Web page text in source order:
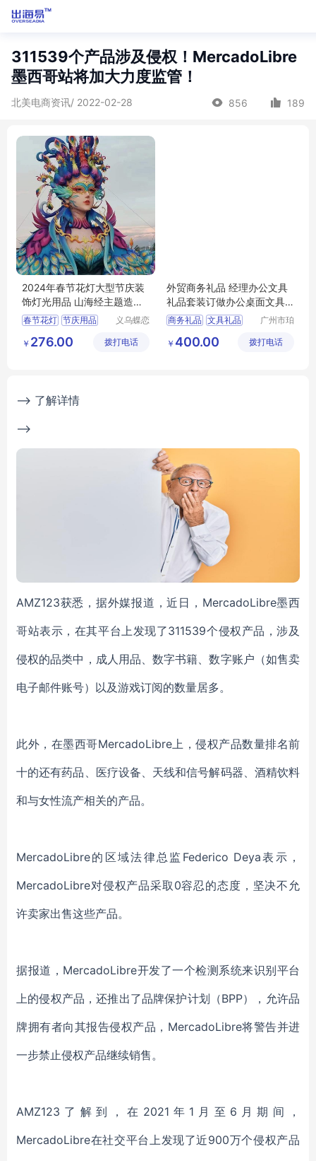
311539个产品涉及侵权！MercadoLibre
墨西哥站将加大力度监管！
北美电商资讯/ 2022-02-28 856 189
2024年春节花灯大型节庆装
饰灯光用品 山海经主题造型
彩灯制作厂家
春节花灯 节庆用品
彩灯厂家
义乌蝶恋
术有限公
￥ 276.00 拨打电话
外贸商务礼品 经理办公文具
礼品套装订做办公桌面文具
套装定制生产
商务礼品 文具礼品
广州市珀
限公司
￥ 400.00 拨打电话
--> 了解详情
-->
AMZ123获悉，据外媒报道，近日，MercadoLibre墨西
哥站表示，在其平台上发现了311539个侵权产品，涉及
侵权的品类中，成人用品、数字书籍、数字账户（如售卖
电子邮件账号）以及游戏订阅的数量居多。
此外，在墨西哥MercadoLibre上，侵权产品数量排名前
十的还有药品、医疗设备、天线和信号解码器、酒精饮料
和与女性流产相关的产品。
MercadoLibre的区域法律总监Federico Deya表示，
MercadoLibre对侵权产品采取0容忍的态度，坚决不允
许卖家出售这些产品。
据报道，MercadoLibre开发了一个检测系统来识别平台
上的侵权产品，还推出了品牌保护计划（BPP），允许品
牌拥有者向其报告侵权产品，MercadoLibre将警告并进
一步禁止侵权产品继续销售。
AMZ123了解到，在2021年1月至6月期间，
MercadoLibre在社交平台上发现了近900万个侵权产品